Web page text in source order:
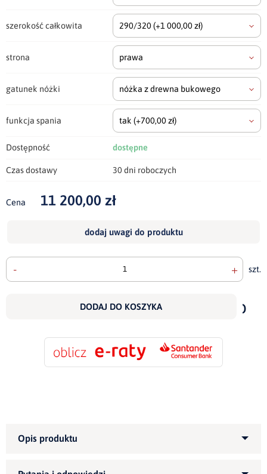
szerokość całkowita 290/320(+1 000,00 zł)
strona prawa
gatunek nóżki nóżka z drewna bukowego
funkcja spania tak (+700,00 zł)
Dostępność dostępne
Czas dostawy 30 dni roboczych
Cena 11 200,00 zł
dodaj uwagi do produktu
- + szt.
DODAJ DO KOSZYKA
do